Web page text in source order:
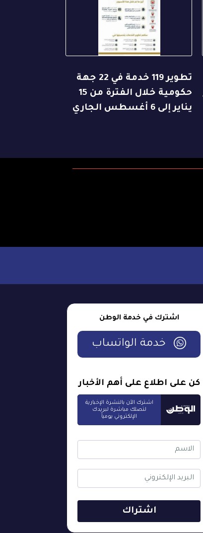
تطوير 119 خدمة في 22 جهة
حكومية خلال الفترة من 15
يناير إلى 6 أغسطس الجاري
اشترك في خدمة الوطن
خدمة الواتساب
كن على اطلاع على أهم الأخبار
اشترك الآن بالنشرة الإخبارية
لتصلك مباشرة لبريدك
الإلكتروني يومياً
اشتراك